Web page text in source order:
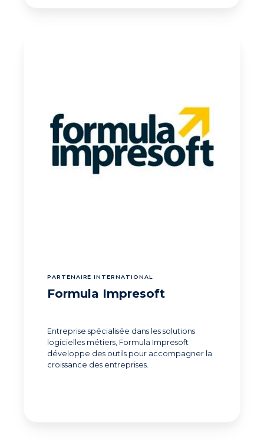
PARTENAIRE INTERNATIONAL
Formula Impresoft
Entreprise spécialisée dans les solutions
logicielles métiers, Formula Impresoft
développe des outils pour accompagner la
croissance des entreprises.